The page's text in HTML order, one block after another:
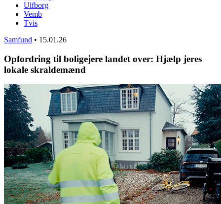
Ulfborg
Vemb
Tvis
Samfund • 15.01.26
Opfordring til boligejere landet over: Hjælp jeres
lokale skraldemænd